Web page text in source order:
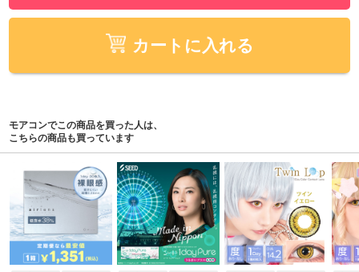
カートに入れる
モアコンでこの商品を買った人は、
こちらの商品も買っています